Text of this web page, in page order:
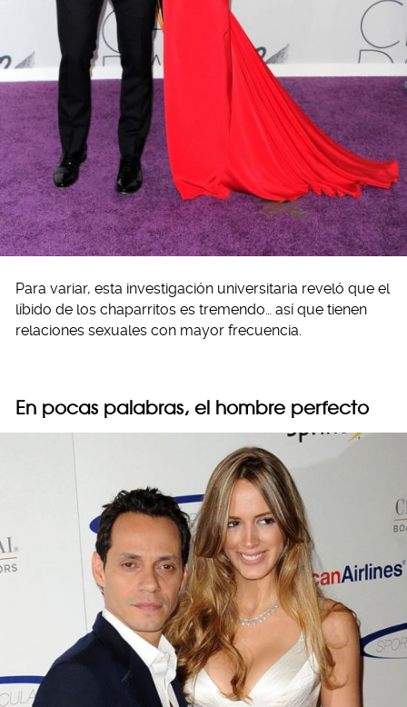
Para variar, esta investigación universitaria reveló que el
líbido de los chaparritos es tremendo… así que tienen
relaciones sexuales con mayor frecuencia.
En pocas palabras, el hombre perfecto